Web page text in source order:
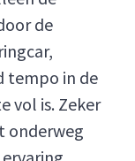
de
tempo in de
vol is. Zeker
onderweg